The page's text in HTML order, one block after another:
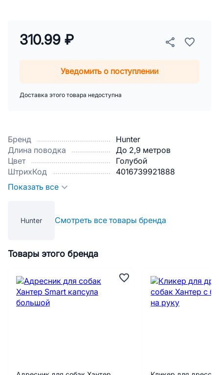
Бренд
Hunter
Длина поводка
До 2,9 метров
Цвет
Голубой
ШтрихКод
4016739921888
Показать все
Hunter Смотреть все товары бренда
310.99 ₽
Уведомить о поступлении
Доставка этого товара недоступна
Товары этого бренда